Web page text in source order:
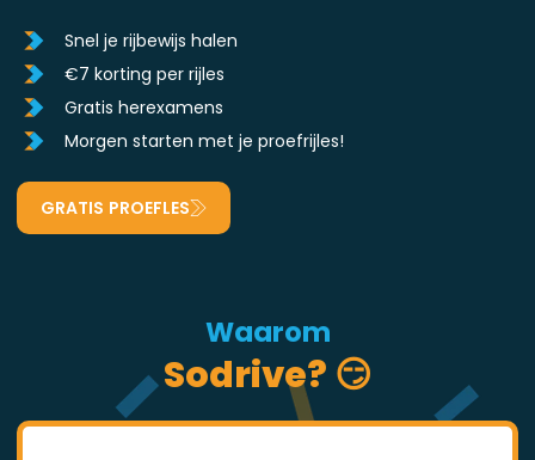
Snel je rijbewijs halen
€7 korting per rijles
Gratis herexamens
Morgen starten met je proefrijles!
GRATIS PROEFLES
Waarom
Sodrive? 😏